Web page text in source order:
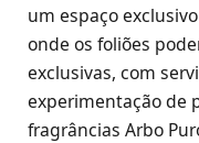
um espaço
onde os foliões
exclusivas, com
experimentação de
fragrâncias Arbo